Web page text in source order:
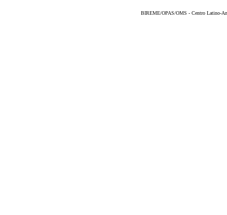
BIREME/OPAS/OMS - Centro Latino-